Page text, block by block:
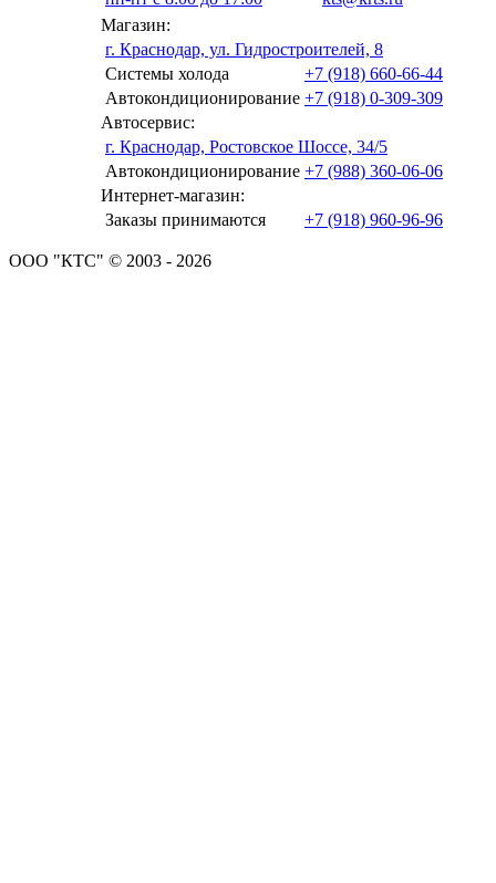
Магазин:
г. Краснодар, ул. Гидростроителей, 8
Системы холода
+7 (918) 660-66-44
Автокондиционирование +7 (918) 0-309-309
Автосервис:
г. Краснодар, Ростовское Шоссе, 34/5
Автокондиционирование +7 (988) 360-06-06
Интернет-магазин:
Заказы принимаются
+7 (918) 960-96-96
ООО "КТС" © 2003 - 2026